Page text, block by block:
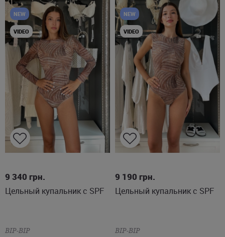
NEW
VIDEO
9 340 грн.
Цельный купальник с SPF
BIP-BIP
NEW
VIDEO
9 190 грн.
Цельный купальник с SPF
BIP-BIP